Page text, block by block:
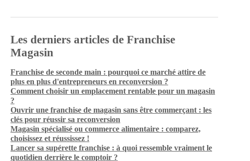
Les derniers articles de Franchise
Magasin
Franchise de seconde main : pourquoi ce marché attire de
plus en plus d'entrepreneurs en reconversion ?
Comment choisir un emplacement rentable pour un magasin
?
Ouvrir une franchise de magasin sans être commerçant : les
clés pour réussir sa reconversion
Magasin spécialisé ou commerce alimentaire : comparez,
choisissez et réussissez !
Lancer sa supérette franchise : à quoi ressemble vraiment le
quotidien derrière le comptoir ?